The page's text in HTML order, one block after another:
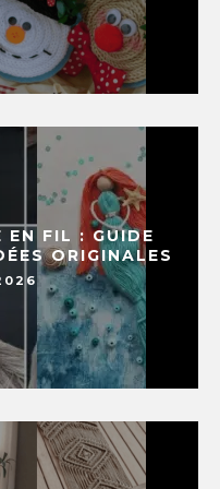
EN FIL : GUIDE
ORIGINALES